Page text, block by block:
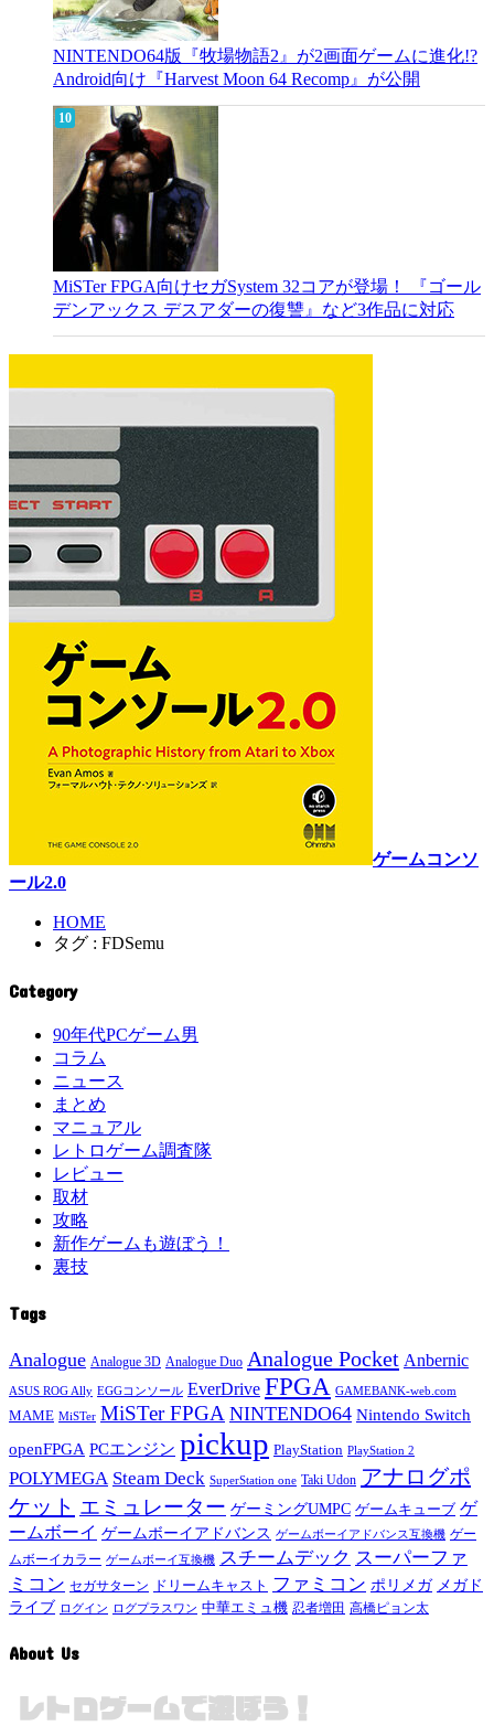
NINTENDO64版『牧場物語2』が2画面ゲームに進化!?
Android向け『Harvest Moon 64 Recomp』が公開
MiSTer FPGA向けセガSystem 32コアが登場！ 『ゴール
デンアックス デスアダーの復讐』など3作品に対応
ゲームコンソ
ール2.0
HOME
タグ : FDSemu
Category
90年代PCゲーム男
コラム
ニュース
まとめ
マニュアル
レトロゲーム調査隊
レビュー
取材
攻略
新作ゲームも遊ぼう！
裏技
Tags
Analogue Analogue 3D Analogue Duo Analogue Pocket Anbernic
ASUS ROG Ally EGGコンソール EverDrive FPGA GAMEBANK-web.com
MAME MiSTer MiSTer FPGA NINTENDO64 Nintendo Switch
openFPGA PCエンジン pickup PlayStation PlayStation 2
POLYMEGA Steam Deck SuperStation one Taki Udon アナログポ
ケット エミュレーター ゲーミングUMPC ゲームキューブ ゲ
ームボーイ ゲームボーイアドバンス ゲームボーイアドバンス互換機 ゲー
ムボーイカラー ゲームボーイ互換機 スチームデック スーパーファ
ミコン セガサターン ドリームキャスト ファミコン ポリメガ メガド
ライブ ログイン ログプラスワン 中華エミュ機 忍者増田 高橋ピョン太
About Us